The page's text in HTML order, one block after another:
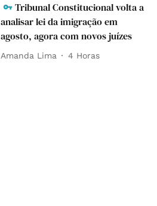
Tribunal Constitucional volta a
analisar lei da imigração em
agosto, agora com novos juízes
Amanda Lima 4 Horas